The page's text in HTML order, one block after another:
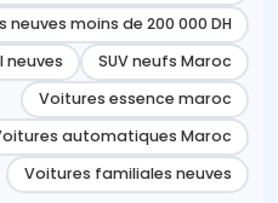
neuves moins de 200 000 DH
SUV neufs Maroc
neuves
Voitures essence maroc
automatiques Maroc
Voitures familiales neuves